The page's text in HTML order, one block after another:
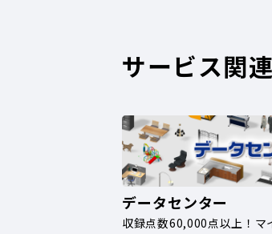
サービス関連
データセンター
収録点数60,000点以上！マ